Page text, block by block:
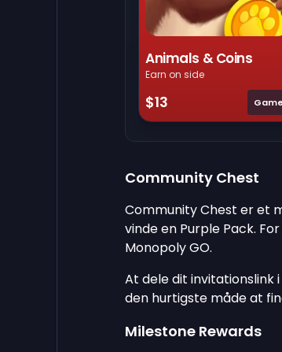
Animals & Coins
Earn on side
$13 Game
Community Chest
Community Chest er et
vinde en Purple Pack.
Monopoly GO.
At dele dit invitationslink
den hurtigste måde at
Milestone Rewards